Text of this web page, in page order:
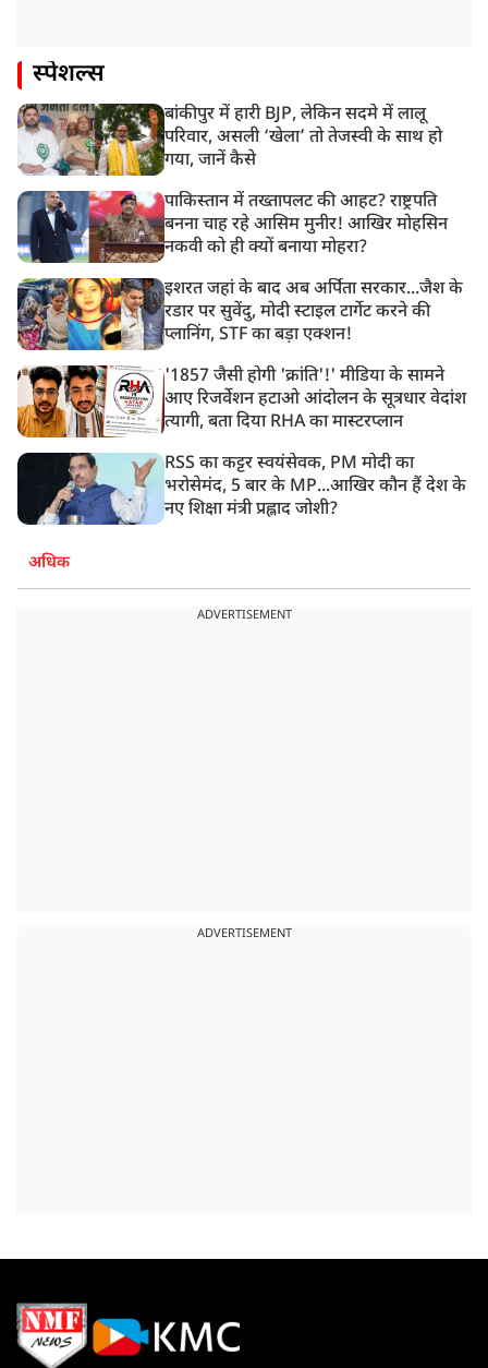
स्पेशल्स
बांकीपुर में हारी BJP, लेकिन सदमे में लालू
परिवार, असली ‘खेला’ तो तेजस्वी के साथ हो
गया, जानें कैसे
पाकिस्तान में तख्तापलट की आहट? राष्ट्रपति
बनना चाह रहे आसिम मुनीर! आखिर मोहसिन
नकवी को ही क्यों बनाया मोहरा?
इशरत जहां के बाद अब अर्पिता सरकार...जैश के
रडार पर सुवेंदु, मोदी स्टाइल टार्गेट करने की
प्लानिंग, STF का बड़ा एक्शन!
'1857 जैसी होगी 'क्रांति'!' मीडिया के सामने
आए रिजर्वेशन हटाओ आंदोलन के सूत्रधार वेदांश
त्यागी, बता दिया RHA का मास्टरप्लान
RSS का कट्टर स्वयंसेवक, PM मोदी का
भरोसेमंद, 5 बार के MP...आखिर कौन हैं देश के
नए शिक्षा मंत्री प्रह्लाद जोशी?
अधिक
ADVERTISEMENT
ADVERTISEMENT